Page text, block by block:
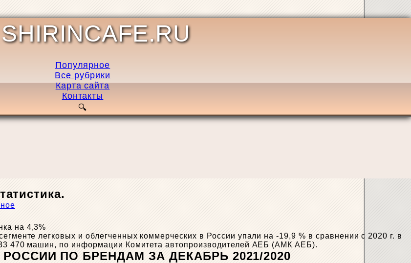
SHIRINCAFE.RU
Популярное
Все рубрики
Карта сайта
Контакты
на 4,3%
легковых и облегченных коммерческих в России упали на -19,9 % в сравнении с 2020 г. в
470 машин, по информации Комитета автопроизводителей АЕБ (АМК АЕБ).
ПО БРЕНДАМ ЗА ДЕКАБРЬ 2021/2020